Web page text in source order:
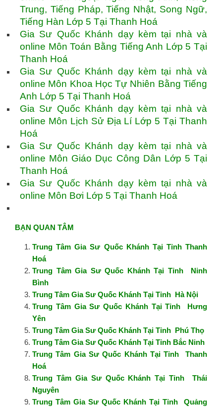
Trung, Tiếng Pháp, Tiếng Nhật, Song Ngữ,
Tiếng Hàn Lớp 5 Tại Thanh Hoá
Gia Sư Quốc Khánh dạy kèm tại nhà và
online Môn Toán Bằng Tiếng Anh Lớp 5 Tại
Thanh Hoá
Gia Sư Quốc Khánh dạy kèm tại nhà và
online Môn Khoa Học Tự Nhiên Bằng Tiếng
Anh Lớp 5 Tại Thanh Hoá
Gia Sư Quốc Khánh dạy kèm tại nhà và
online Môn Lịch Sử Địa Lí Lớp 5 Tại Thanh
Hoá
Gia Sư Quốc Khánh dạy kèm tại nhà và
online Môn Giáo Dục Công Dân Lớp 5 Tại
Thanh Hoá
Gia Sư Quốc Khánh dạy kèm tại nhà và
online Môn Bơi Lớp 5 Tại Thanh Hoá
BẠN QUAN TÂM
Trung Tâm Gia Sư Quốc Khánh Tại Tỉnh Thanh
Hoá
Trung Tâm Gia Sư Quốc Khánh Tại Tỉnh Ninh
Bình
Trung Tâm Gia Sư Quốc Khánh Tại Tỉnh Hà Nội
Trung Tâm Gia Sư Quốc Khánh Tại Tỉnh Hưng
Yên
Trung Tâm Gia Sư Quốc Khánh Tại Tỉnh Phú Thọ
Trung Tâm Gia Sư Quốc Khánh Tại Tỉnh Bắc Ninh
Trung Tâm Gia Sư Quốc Khánh Tại Tỉnh Thanh
Hoá
Trung Tâm Gia Sư Quốc Khánh Tại Tỉnh Thái
Nguyên
Trung Tâm Gia Sư Quốc Khánh Tại Tỉnh Quảng